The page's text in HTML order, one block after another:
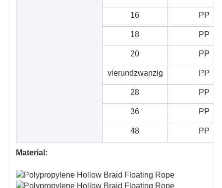
16 PP
18 PP
20 PP
vierundzwanzig PP
28 PP
36 PP
48 PP
Material: